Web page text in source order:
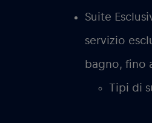
Suite
servizio
bagno, fino
Tipi di